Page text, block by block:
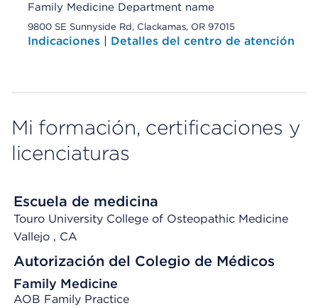
Family Medicine Department name
9800 SE Sunnyside Rd, Clackamas, OR 97015
Indicaciones | Detalles del centro de atención
Mi formación, certificaciones y
licenciaturas
Escuela de medicina
Touro University College of Osteopathic Medicine
Vallejo , CA
Autorización del Colegio de Médicos
Family Medicine
AOB Family Practice